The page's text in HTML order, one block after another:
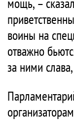
мощь, –
воины на
отважно
за ними